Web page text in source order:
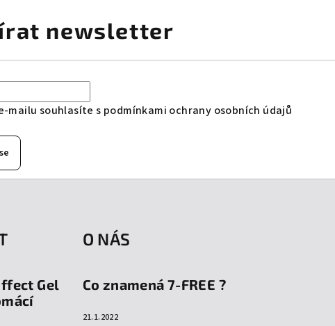
newsletter
mailu souhlasíte s podmínkami ochrany osobních údajů
Gel
O NÁS
Co znamená 7-FREE ?
21.1.2022